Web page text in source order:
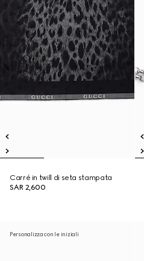
Carré in twill di seta stampata
SAR 2,600
Personalizza con le iniziali